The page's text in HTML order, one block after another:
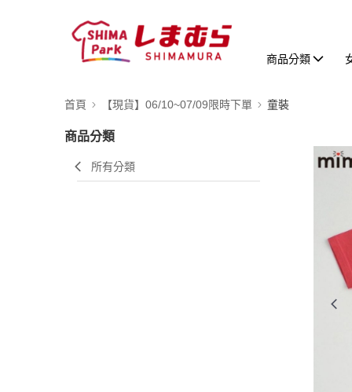
商品分類
首頁 【現貨】06/10~07/09限時下單 童裝
商品分類
所有分類